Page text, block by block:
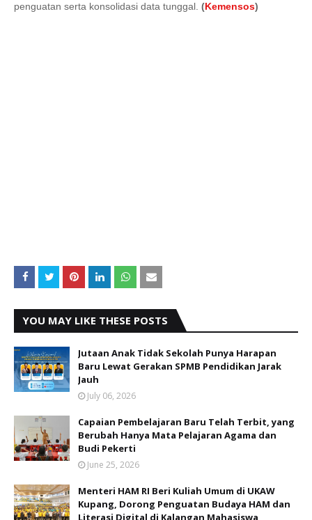
penguatan serta konsolidasi data tunggal. (Kemensos)
YOU MAY LIKE THESE POSTS
Jutaan Anak Tidak Sekolah Punya Harapan
Baru Lewat Gerakan SPMB Pendidikan Jarak
Jauh
July 06, 2026
Capaian Pembelajaran Baru Telah Terbit, yang
Berubah Hanya Mata Pelajaran Agama dan
Budi Pekerti
June 25, 2026
Menteri HAM RI Beri Kuliah Umum di UKAW
Kupang, Dorong Penguatan Budaya HAM dan